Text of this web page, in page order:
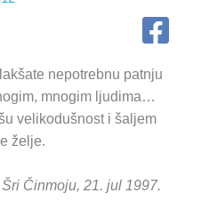
nepotrebnu patnju
mnogim ljudima…
velikodušnost i šaljem
želje.
Činmoju, 21. jul 1997.